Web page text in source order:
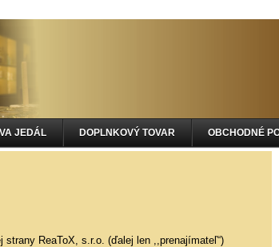
JEDÁL DOPLNKOVÝ TOVAR OBCHODNÉ
ReaToX, s.r.o. (ďalej len ,,prenajímateľ“)